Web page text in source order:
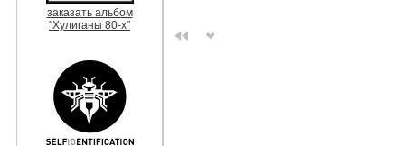
заказать альбом
"Хулиганы 80-х"